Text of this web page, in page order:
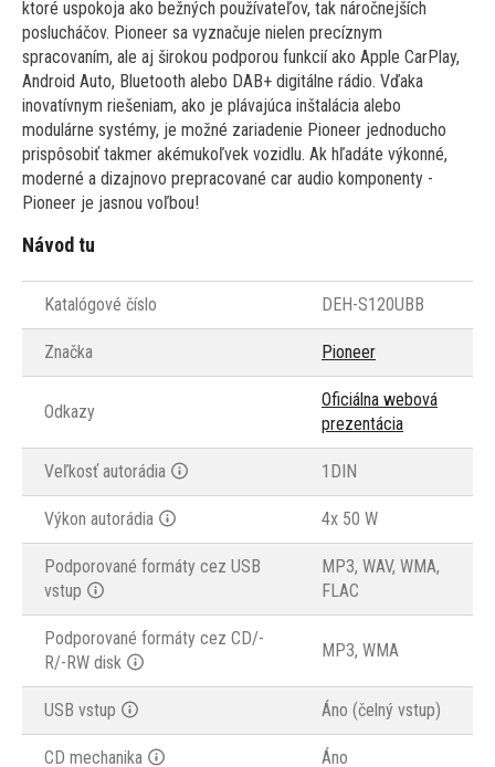
ktoré uspokoja ako bežných používateľov, tak náročnejších
poslucháčov. Pioneer sa vyznačuje nielen precíznym
spracovaním, ale aj širokou podporou funkcií ako Apple CarPlay,
Android Auto, Bluetooth alebo DAB+ digitálne rádio. Vďaka
inovatívnym riešeniam, ako je plávajúca inštalácia alebo
modulárne systémy, je možné zariadenie Pioneer jednoducho
prispôsobiť takmer akémukoľvek vozidlu. Ak hľadáte výkonné,
moderné a dizajnovo prepracované car audio komponenty -
Pioneer je jasnou voľbou!
Návod tu
Katalógové číslo DEH-S120UBB
Značka Pioneer
Odkazy
Oficiálna webová
prezentácia
Veľkosť autorádia 1DIN
Výkon autorádia 4x 50 W
Podporované formáty cez USB
vstup
MP3, WAV, WMA,
FLAC
Podporované formáty cez CD/-
R/-RW disk
MP3, WMA
USB vstup Áno (čelný vstup)
CD mechanika Áno